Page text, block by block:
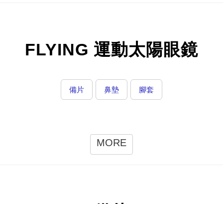
FLYING 運動太陽眼鏡
備片 鼻墊 腳套
MORE